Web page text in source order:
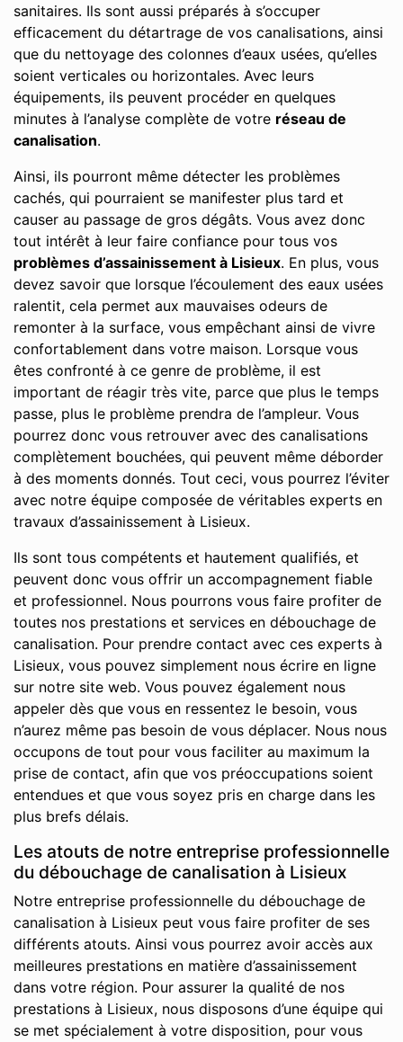
sanitaires. Ils sont aussi préparés à s’occuper
efficacement du détartrage de vos canalisations, ainsi
que du nettoyage des colonnes d’eaux usées, qu’elles
soient verticales ou horizontales. Avec leurs
équipements, ils peuvent procéder en quelques
minutes à l’analyse complète de votre réseau de
canalisation.
Ainsi, ils pourront même détecter les problèmes
cachés, qui pourraient se manifester plus tard et
causer au passage de gros dégâts. Vous avez donc
tout intérêt à leur faire confiance pour tous vos
problèmes d’assainissement à Lisieux. En plus, vous
devez savoir que lorsque l’écoulement des eaux usées
ralentit, cela permet aux mauvaises odeurs de
remonter à la surface, vous empêchant ainsi de vivre
confortablement dans votre maison. Lorsque vous
êtes confronté à ce genre de problème, il est
important de réagir très vite, parce que plus le temps
passe, plus le problème prendra de l’ampleur. Vous
pourrez donc vous retrouver avec des canalisations
complètement bouchées, qui peuvent même déborder
à des moments donnés. Tout ceci, vous pourrez l’éviter
avec notre équipe composée de véritables experts en
travaux d’assainissement à Lisieux.
Ils sont tous compétents et hautement qualifiés, et
peuvent donc vous offrir un accompagnement fiable
et professionnel. Nous pourrons vous faire profiter de
toutes nos prestations et services en débouchage de
canalisation. Pour prendre contact avec ces experts à
Lisieux, vous pouvez simplement nous écrire en ligne
sur notre site web. Vous pouvez également nous
appeler dès que vous en ressentez le besoin, vous
n’aurez même pas besoin de vous déplacer. Nous nous
occupons de tout pour vous faciliter au maximum la
prise de contact, afin que vos préoccupations soient
entendues et que vous soyez pris en charge dans les
plus brefs délais.
Les atouts de notre entreprise professionnelle
du débouchage de canalisation à Lisieux
Notre entreprise professionnelle du débouchage de
canalisation à Lisieux peut vous faire profiter de ses
différents atouts. Ainsi vous pourrez avoir accès aux
meilleures prestations en matière d’assainissement
dans votre région. Pour assurer la qualité de nos
prestations à Lisieux, nous disposons d’une équipe qui
se met spécialement à votre disposition, pour vous